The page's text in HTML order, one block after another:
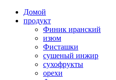
Домой
продукт
Финик иранский
изюм
Фисташки
сушеный инжир
сухофрукты
орехи